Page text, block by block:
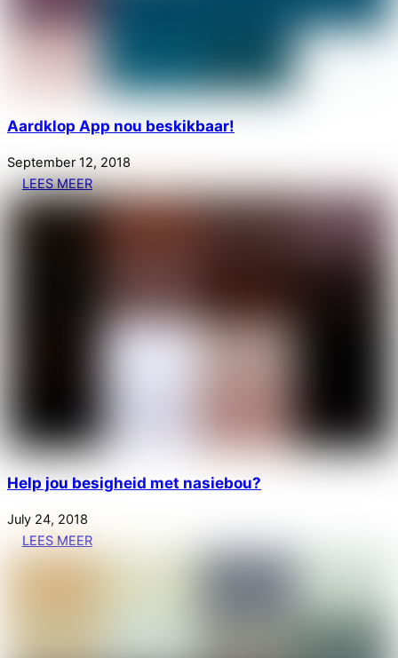
Aardklop App nou beskikbaar!
September 12, 2018
LEES MEER
Help jou besigheid met nasiebou?
July 24, 2018
LEES MEER